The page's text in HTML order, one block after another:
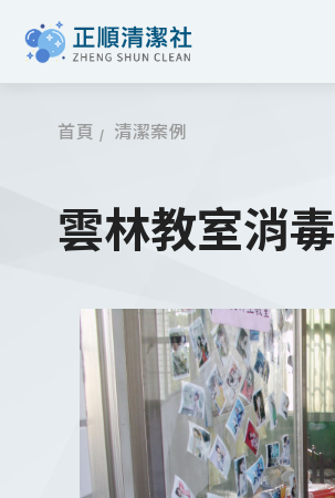
首頁 清潔案例
雲林教室消毒